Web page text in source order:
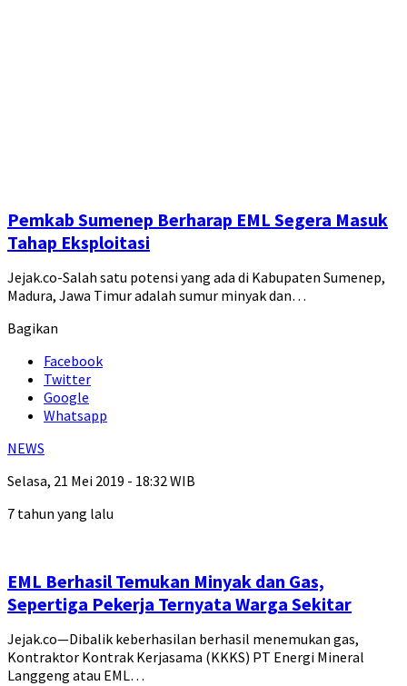
Pemkab Sumenep Berharap EML Segera Masuk
Tahap Eksploitasi
Jejak.co-Salah satu potensi yang ada di Kabupaten Sumenep,
Madura, Jawa Timur adalah sumur minyak dan…
Bagikan
Facebook
Twitter
Google
Whatsapp
NEWS
Selasa, 21 Mei 2019 - 18:32 WIB
7 tahun yang lalu
EML Berhasil Temukan Minyak dan Gas,
Sepertiga Pekerja Ternyata Warga Sekitar
Jejak.co—Dibalik keberhasilan berhasil menemukan gas,
Kontraktor Kontrak Kerjasama (KKKS) PT Energi Mineral
Langgeng atau EML…